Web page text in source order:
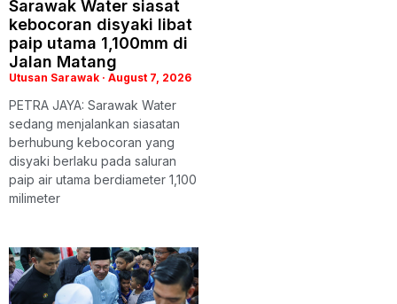
Sarawak Water siasat
kebocoran disyaki libat
paip utama 1,100mm di
Jalan Matang
Utusan Sarawak August 7, 2026
PETRA JAYA: Sarawak Water
sedang menjalankan siasatan
berhubung kebocoran yang
disyaki berlaku pada saluran
paip air utama berdiameter 1,100
milimeter